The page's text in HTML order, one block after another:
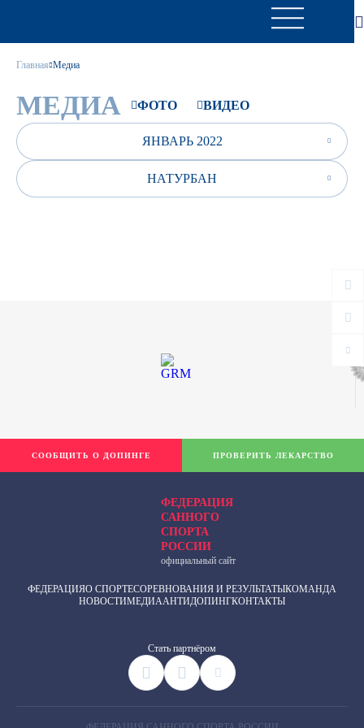
Главная Медиа
МЕДИА ФОТО ВИДЕО
ЯНВАРЬ 2022
НАТУРБАН
ФЕДЕРАЦИЯ
САННОГО
СПОРТА
РОССИИ
официальный сайт
ФЕДЕРАЦИЯО СПОРТЕСОРЕВНОВАНИЯ И РЕЗУЛЬТАТЫКОМАНДА
НОВОСТИМЕДИААНТИДОПИНГКОНТАКТЫ
Cтать партнёром
СООБЩИТЬ О ДОПИНГЕ ПРОВЕРИТЬ ЛЕКАРСТВО